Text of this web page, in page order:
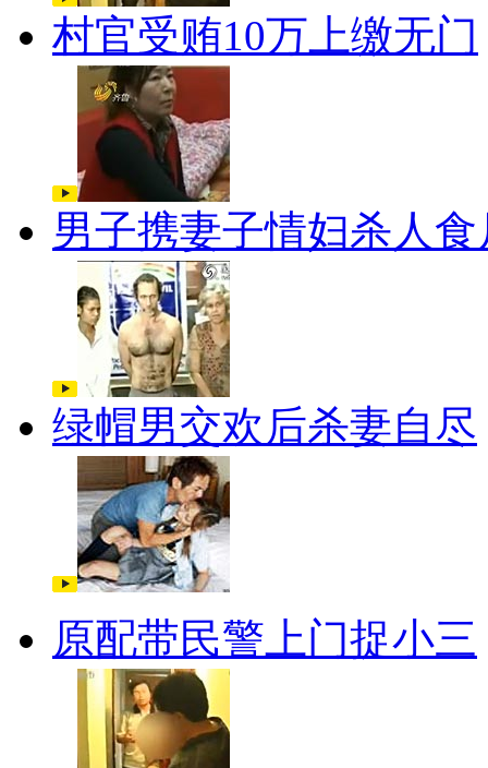
村官受贿10万上缴无门
男子携妻子情妇杀人食
绿帽男交欢后杀妻自尽
原配带民警上门捉小三